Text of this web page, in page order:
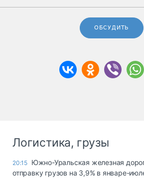
ОБСУДИТЬ
Логистика, грузы
20:15 Южно-Уральская железная
отправку грузов на 3,9% в январе-